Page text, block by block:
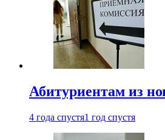
Абитуриентам из
4 года спустя1 год спустя